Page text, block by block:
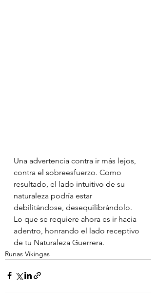
Una advertencia contra ir más lejos,
contra el sobreesfuerzo. Como
resultado, el lado intuitivo de su
naturaleza podría estar
debilitándose, desequilibrándolo.
Lo que se requiere ahora es ir hacia
adentro, honrando el lado receptivo
de tu Naturaleza Guerrera.
Runas Vikingas